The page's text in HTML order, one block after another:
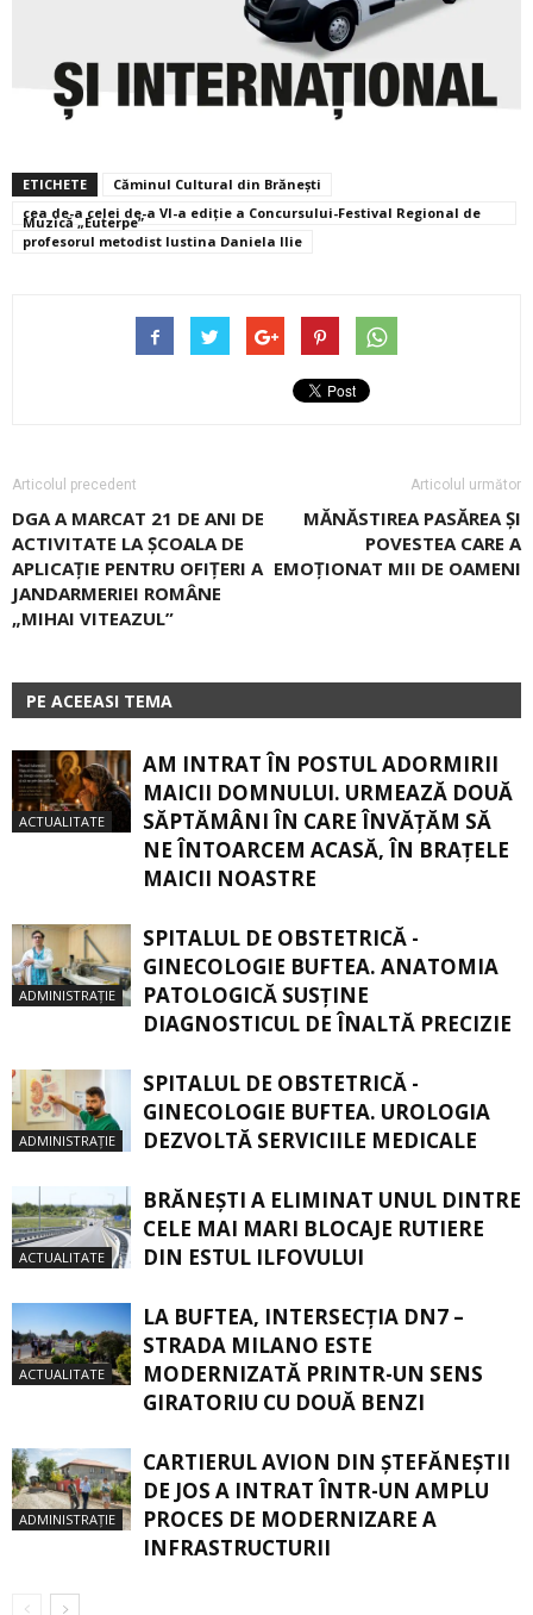
ETICHETE
Căminul Cultural din Brănești
cea de-a celei de-a VI-a ediție a Concursului-Festival Regional de
Muzică „Euterpe”
profesorul metodist Iustina Daniela Ilie
Articolul precedent
DGA A MARCAT 21 DE ANI DE
ACTIVITATE LA ȘCOALA DE
APLICAȚIE PENTRU OFIȚERI A
JANDARMERIEI ROMÂNE
„MIHAI VITEAZUL”
Articolul următor
MĂNĂSTIREA PASĂREA ȘI
POVESTEA CARE A
EMOȚIONAT MII DE OAMENI
PE ACEEASI TEMA
ACTUALITATE
AM INTRAT ÎN POSTUL ADORMIRII
MAICII DOMNULUI. URMEAZĂ DOUĂ
SĂPTĂMÂNI ÎN CARE ÎNVĂŢĂM SĂ
NE ÎNTOARCEM ACASĂ, ÎN BRAŢELE
MAICII NOASTRE
ADMINISTRAȚIE
SPITALUL DE OBSTETRICĂ -
GINECOLOGIE BUFTEA. ANATOMIA
PATOLOGICĂ SUSŢINE
DIAGNOSTICUL DE ÎNALTĂ PRECIZIE
ADMINISTRAȚIE
SPITALUL DE OBSTETRICĂ -
GINECOLOGIE BUFTEA. UROLOGIA
DEZVOLTĂ SERVICIILE MEDICALE
ACTUALITATE
BRĂNEȘTI A ELIMINAT UNUL DINTRE
CELE MAI MARI BLOCAJE RUTIERE
DIN ESTUL ILFOVULUI
ACTUALITATE
LA BUFTEA, INTERSECŢIA DN7 –
STRADA MILANO ESTE
MODERNIZATĂ PRINTR-UN SENS
GIRATORIU CU DOUĂ BENZI
ADMINISTRAȚIE
CARTIERUL AVION DIN ŞTEFĂNEŞTII
DE JOS A INTRAT ÎNTR-UN AMPLU
PROCES DE MODERNIZARE A
INFRASTRUCTURII